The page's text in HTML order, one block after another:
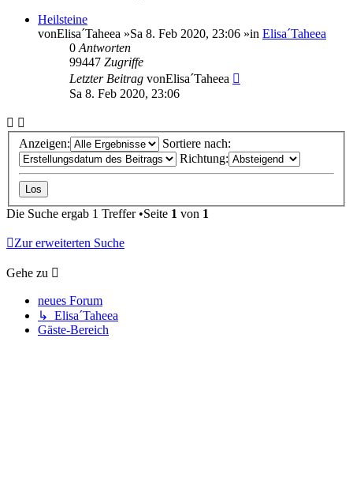
Heilsteine
vonElisa´Taheea »Sa 8. Feb 2020, 23:06 »in Elisa´Taheea
0 Antworten
99447 Zugriffe
Letzter Beitrag vonElisa´Taheea
Sa 8. Feb 2020, 23:06
Anzeigen:
Sortiere nach:
Richtung:
Die Suche ergab 1 Treffer •Seite 1 von 1
Zur erweiterten Suche
Gehe zu
neues Forum
↳ Elisa´Taheea
Gäste-Bereich